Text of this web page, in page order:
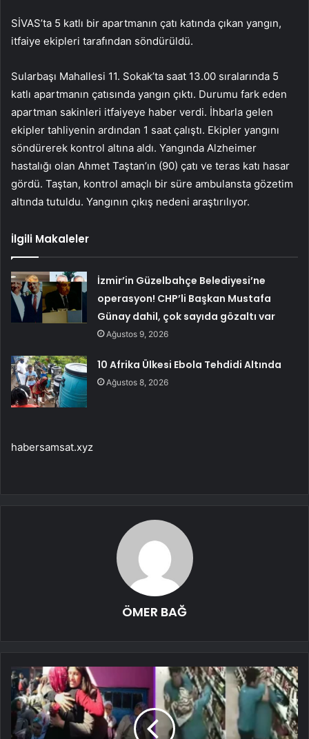
SİVAS’ta 5 katlı bir apartmanın çatı katında çıkan yangın,
itfaiye ekipleri tarafından söndürüldü.
Sularbaşı Mahallesi 11. Sokak’ta saat 13.00 sıralarında 5
katlı apartmanın çatısında yangın çıktı. Durumu fark eden
apartman sakinleri itfaiyeye haber verdi. İhbarla gelen
ekipler tahliyenin ardından 1 saat çalıştı. Ekipler yangını
söndürerek kontrol altına aldı. Yangında Alzheimer
hastalığı olan Ahmet Taştan’ın (90) çatı ve teras katı hasar
gördü. Taştan, kontrol amaçlı bir süre ambulansta gözetim
altında tutuldu. Yangının çıkış nedeni araştırılıyor.
İlgili Makaleler
İzmir’in Güzelbahçe Belediyesi’ne
operasyon! CHP’li Başkan Mustafa
Günay dahil, çok sayıda gözaltı var
Ağustos 9, 2026
10 Afrika Ülkesi Ebola Tehdidi Altında
Ağustos 8, 2026
habersamsat.xyz
ÖMER BAĞ